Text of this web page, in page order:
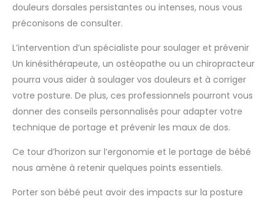
douleurs dorsales persistantes ou intenses, nous vous
préconisons de consulter.
L’intervention d’un spécialiste pour soulager et prévenir
Un kinésithérapeute, un ostéopathe ou un chiropracteur
pourra vous aider à soulager vos douleurs et à corriger
votre posture. De plus, ces professionnels pourront vous
donner des conseils personnalisés pour adapter votre
technique de portage et prévenir les maux de dos.
Ce tour d’horizon sur l’ergonomie et le portage de bébé
nous amène à retenir quelques points essentiels.
Porter son bébé peut avoir des impacts sur la posture